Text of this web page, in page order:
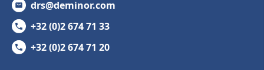
drs@deminor.com
+32 (0)2 674 71 33
+32 (0)2 674 71 20